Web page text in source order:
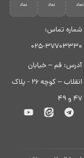
شماره تماس:
37703330-025
آدرس: قم – خیابان
انقلاب – کوچه 26 - پلاک
47 و 49